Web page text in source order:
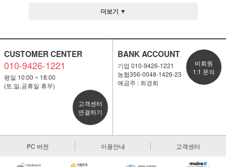
더보기 ▼
CUSTOMER CENTER
010-9426-1221
평일 10:00 ~ 18:00
(토,일,공휴일 휴무)
고객센터
연결하기
BANK ACCOUNT
기업 010-9426-1221
농협356-0048-1426-23
예금주 : 최경희
비회원
1:1 문의
PC 버전 이용안내 고객센터